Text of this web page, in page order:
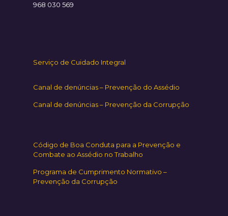
968 030 569
Serviço de Cuidado Integral
Canal de denúncias – Prevenção do Assédio
Canal de denúncias – Prevenção da Corrupção
Código de Boa Conduta para a Prevenção e
Combate ao Assédio no Trabalho
Programa de Cumprimento Normativo –
Prevenção da Corrupção